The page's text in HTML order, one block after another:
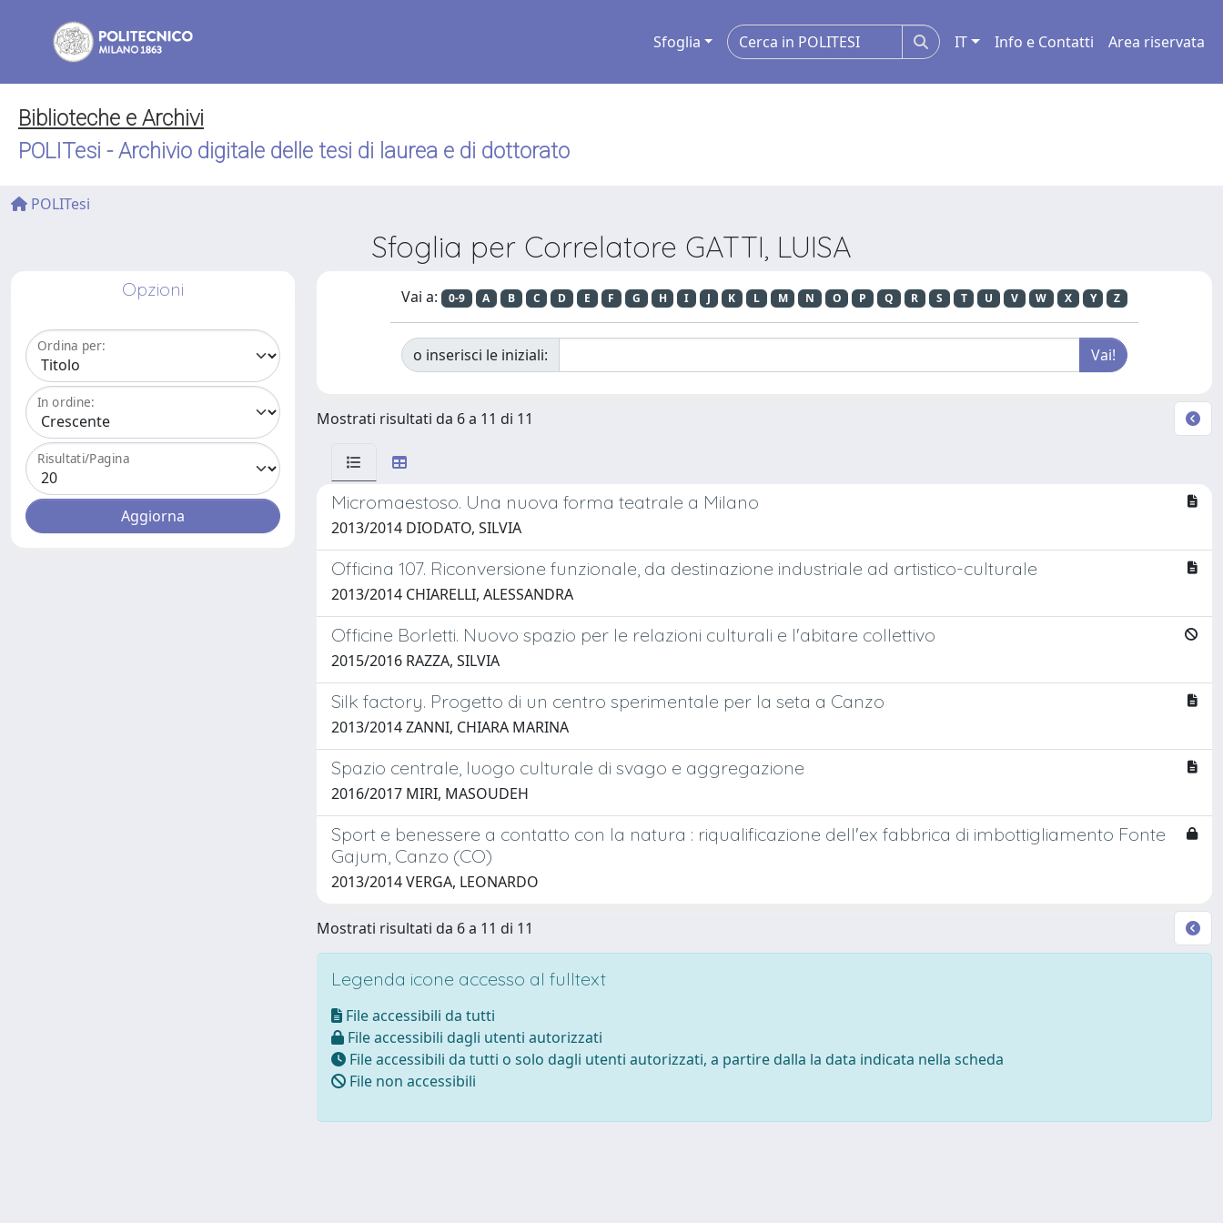
Sfoglia IT Info e Contatti Area riservata
Biblioteche e Archivi
POLITesi - Archivio digitale delle tesi di laurea e di dottorato
POLITesi
Sfoglia per Correlatore GATTI, LUISA
Opzioni
Ordina per:
In ordine:
Risultati/Pagina
Vai a: 0-9 A B C D E F G H I J K L M N O P Q R S T U V W X Y Z
o inserisci le iniziali:
Mostrati risultati da 6 a 11 di 11
Micromaestoso. Una nuova forma teatrale a Milano
2013/2014 DIODATO, SILVIA
Officina 107. Riconversione funzionale, da destinazione industriale ad artistico-culturale
2013/2014 CHIARELLI, ALESSANDRA
Officine Borletti. Nuovo spazio per le relazioni culturali e l'abitare collettivo
2015/2016 RAZZA, SILVIA
Silk factory. Progetto di un centro sperimentale per la seta a Canzo
2013/2014 ZANNI, CHIARA MARINA
Spazio centrale, luogo culturale di svago e aggregazione
2016/2017 MIRI, MASOUDEH
Sport e benessere a contatto con la natura : riqualificazione dell'ex fabbrica di imbottigliamento Fonte
Gajum, Canzo (CO)
2013/2014 VERGA, LEONARDO
Mostrati risultati da 6 a 11 di 11
Legenda icone accesso al fulltext
File accessibili da tutti
File accessibili dagli utenti autorizzati
File accessibili da tutti o solo dagli utenti autorizzati, a partire dalla la data indicata nella scheda
File non accessibili